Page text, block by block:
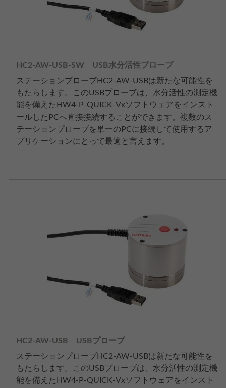
HC2-AW-USB-SW USB水分活性プローブ
ステーションプローブHC2-AW-USBは新たな可能性を
もたらします。このUSBプローブは、水分活性の測定機
能を備えたHW4-P-QUICK-Vxソフトウェアをインスト
ールしたPCへ直接接続することができます。複数のス
テーションプローブを単一のPCに接続して使用するア
プリケーションにとって最適と言えます。
HC2-AW-USB USBプローブ
ステーションプローブHC2-AW-USBは新たな可能性を
もたらします。このUSBプローブは、水分活性の測定機
能を備えたHW4-P-QUICK-Vxソフトウェアをインスト